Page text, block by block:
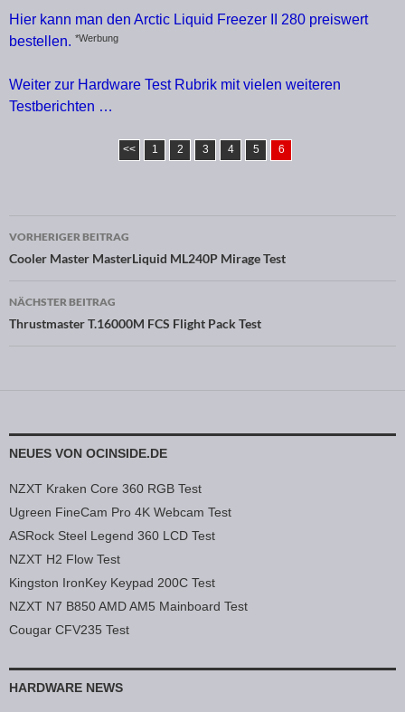
Hier kann man den Arctic Liquid Freezer II 280 preiswert
bestellen. *Werbung
Weiter zur Hardware Test Rubrik mit vielen weiteren
Testberichten …
<< 1 2 3 4 5 6
Beitragsnavigation
VORHERIGER BEITRAG
Cooler Master MasterLiquid ML240P Mirage Test
NÄCHSTER BEITRAG
Thrustmaster T.16000M FCS Flight Pack Test
NEUES VON OCINSIDE.DE
NZXT Kraken Core 360 RGB Test
Ugreen FineCam Pro 4K Webcam Test
ASRock Steel Legend 360 LCD Test
NZXT H2 Flow Test
Kingston IronKey Keypad 200C Test
NZXT N7 B850 AMD AM5 Mainboard Test
Cougar CFV235 Test
HARDWARE NEWS